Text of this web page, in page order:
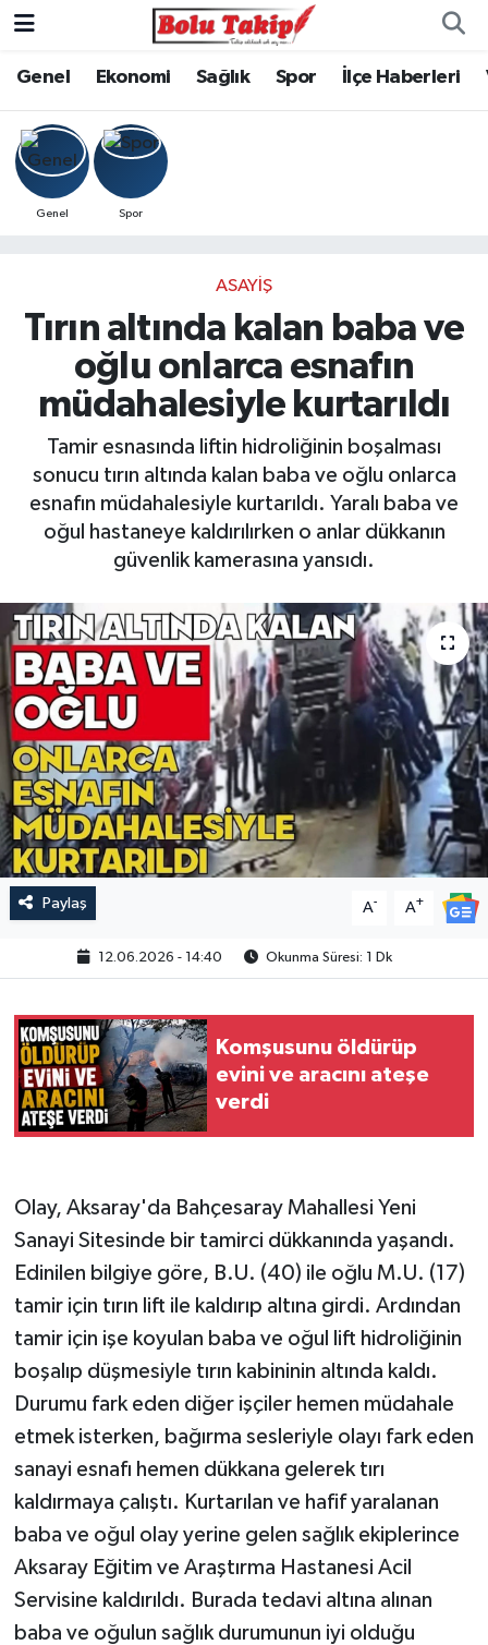
Genel Ekonomi Sağlık Spor İlçe Haberleri
Genel Spor
ASAYIŞ
Tırın altında kalan baba ve
oğlu onlarca esnafın
müdahalesiyle kurtarıldı
Tamir esnasında liftin hidroliğinin boşalması
sonucu tırın altında kalan baba ve oğlu onlarca
esnafın müdahalesiyle kurtarıldı. Yaralı baba ve
oğul hastaneye kaldırılırken o anlar dükkanın
güvenlik kamerasına yansıdı.
Paylaş A- A+
12.06.2026 - 14:40 Okunma Süresi: 1 Dk
Komşusunu öldürüp
evini ve aracını ateşe
verdi
Olay, Aksaray'da Bahçesaray Mahallesi Yeni
Sanayi Sitesinde bir tamirci dükkanında yaşandı.
Edinilen bilgiye göre, B.U. (40) ile oğlu M.U. (17)
tamir için tırın lift ile kaldırıp altına girdi. Ardından
tamir için işe koyulan baba ve oğul lift hidroliğinin
boşalıp düşmesiyle tırın kabininin altında kaldı.
Durumu fark eden diğer işçiler hemen müdahale
etmek isterken, bağırma sesleriyle olayı fark eden
sanayi esnafı hemen dükkana gelerek tırı
kaldırmaya çalıştı. Kurtarılan ve hafif yaralanan
baba ve oğul olay yerine gelen sağlık ekiplerince
Aksaray Eğitim ve Araştırma Hastanesi Acil
Servisine kaldırıldı. Burada tedavi altına alınan
baba ve oğulun sağlık durumunun iyi olduğu